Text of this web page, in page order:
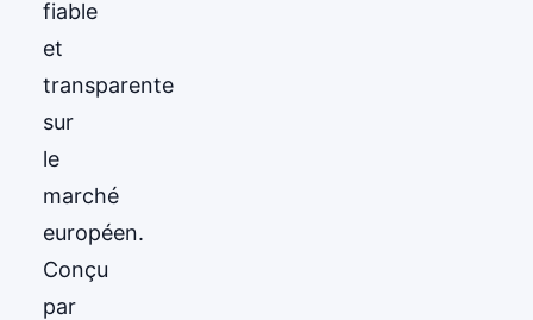
fiable
et
transparente
sur
le
marché
européen.
Conçu
par